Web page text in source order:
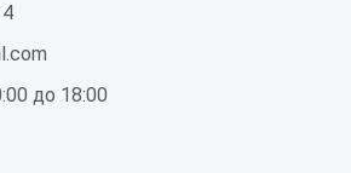
до 18:00